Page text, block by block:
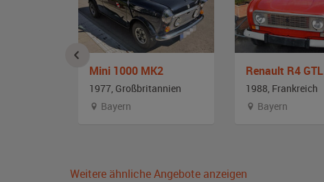
Mini 1000 MK2
1977, Großbritannien
Bayern
Renault R4 GTL
1988, Frankreich
Bayern
Weitere ähnliche Angebote anzeigen